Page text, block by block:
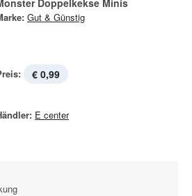
Doppelkekse Minis
Gut & Günstig
€ 0,99
E center